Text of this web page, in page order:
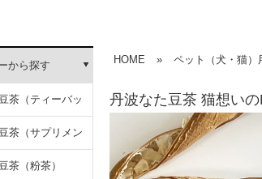
から探す
茶（ティーバッ
茶（サプリメン
茶（粉茶）
HOME » ペット（犬・猫）
丹波なた豆茶 猫想い